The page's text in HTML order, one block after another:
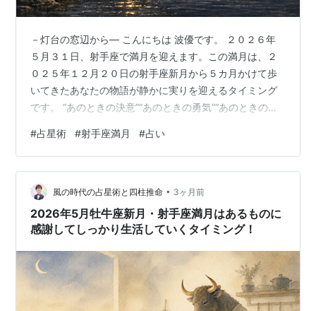
－灯台の窓辺から― こんにちは 波優です。 ２０２６年
５月３１日、射手座で満月を迎えます。この満月は、２
０２５年１２月２０日の射手座新月から５カ月かけて歩
いてきたあなたの物語が静かに実りを迎えるタイミング
です。 “あのときの決意”“あのときの勇気”“あのときの小
その光を一緒に見つめていきましょう。 °˖✧ 今回の満月
について ✧˖° ２０２５年１２月２０日の射手座新月から
の５カ月間は月の大きなサイクルで見ると”広い世界で認
められること””好きなことでもっと遠くへ”といったテー
マが自然と浮かび上がりやすい時期でした。 このテーマ
に、あなたがど…
#占星術 #射手座満月 #占い
風の時代の占星術と四柱推命 • 3ヶ月前
2026年5月牡牛座新月・射手座満月はあるものに
感謝してしっかり生活していくタイミング！